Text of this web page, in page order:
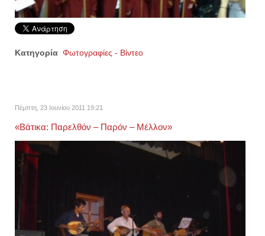
Κατηγορία Φωτογραφίες - Βίντεο
Πέμπτη, 23 Ιουνίου 2011 19:21
«Βάτικα: Παρελθόν – Παρόν – Μέλλον»